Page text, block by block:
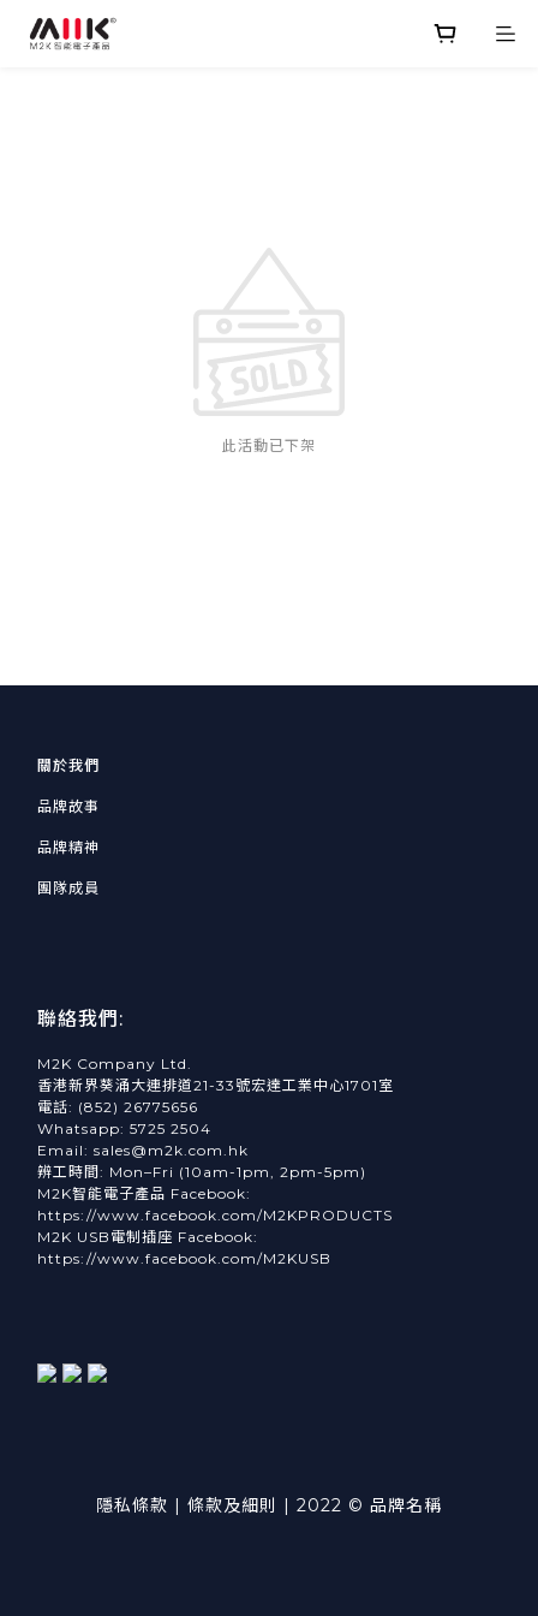
此活動已下架
關於我們
品牌故事
品牌精神
團隊成員
聯絡我們:
M2K Company Ltd.
香港新界葵涌大連排道21-33號宏達工業中心1701室
電話: (852) 26775656
Whatsapp: 5725 2504
Email: sales@m2k.com.hk
辨工時間: Mon–Fri (10am-1pm, 2pm-5pm)
M2K智能電子產品 Facebook:
https://www.facebook.com/M2KPRODUCTS
M2K USB電制插座 Facebook:
https://www.facebook.com/M2KUSB
隱私條款 | 條款及細則 | 2022 © 品牌名稱